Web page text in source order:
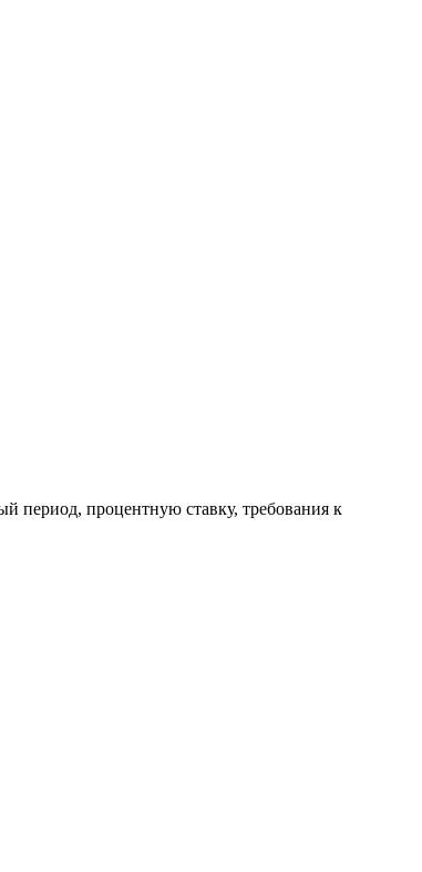
период, процентную ставку, требования к